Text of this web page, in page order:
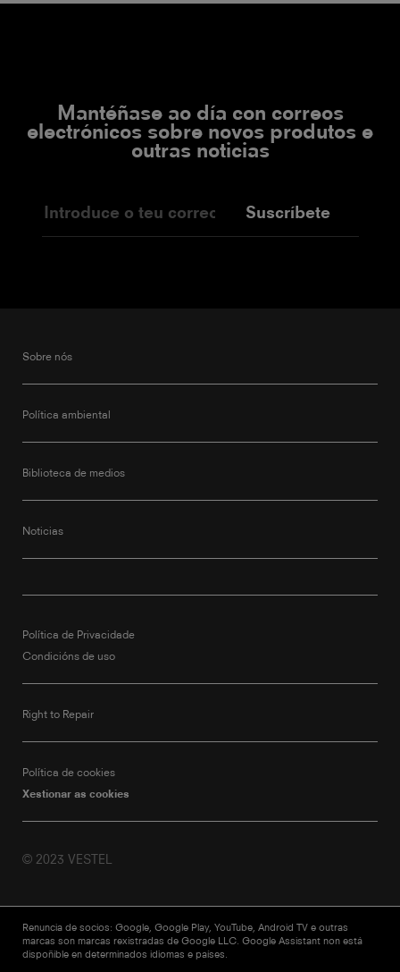
Mantéñase ao día con correos
electrónicos sobre novos produtos e
outras noticias
Suscríbete
Sobre nós
Política ambiental
Biblioteca de medios
Noticias
Política de Privacidade
Condicións de uso
Right to Repair
Política de cookies
Xestionar as cookies
© 2023 VESTEL
Renuncia de socios: Google, Google Play, YouTube, Android TV e outras
marcas son marcas rexistradas de Google LLC. Google Assistant non está
dispoñible en determinados idiomas e países.